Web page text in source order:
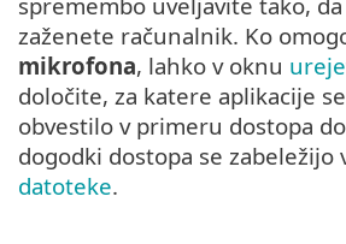
zaženete računalnik. Ko
mikrofona, lahko v oknu
določite, za katere aplikacije
obvestilo v primeru dostopa
dogodki dostopa se zabeležijo
datoteke.